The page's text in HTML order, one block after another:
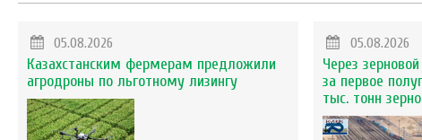
05.08.2026
Казахстанским фермерам предложили
агродроны по льготному лизингу
05.08.2026
Через
за первое
тыс. тонн